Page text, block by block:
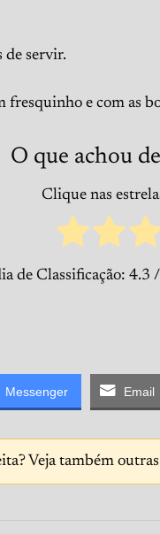
de servir.
e com as
O que achou
Clique nas
de Classificação: 4.3
Messenger Email
Veja também